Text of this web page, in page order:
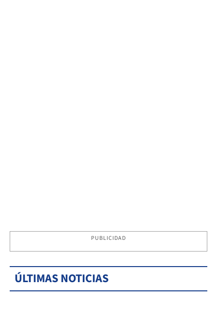
PUBLICIDAD
ÚLTIMAS NOTICIAS